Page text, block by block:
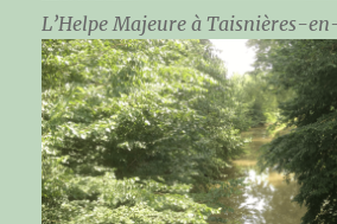
L’Helpe Majeure à Taisnières-